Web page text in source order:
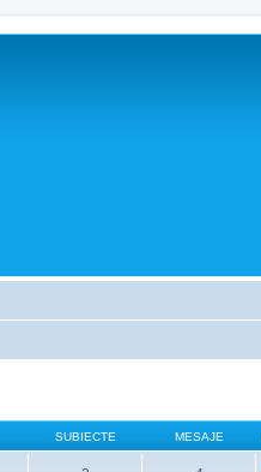
SUBIECTE MESAJE